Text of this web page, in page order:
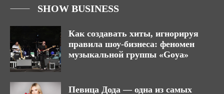
SHOW BUSINESS
Как создавать хиты, игнорируя
правила шоу-бизнеса: феномен
музыкальной группы «Goya»
Певица Дода — одна из самых